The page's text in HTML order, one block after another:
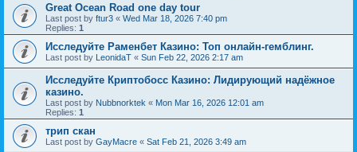
Great Ocean Road one day tour
Last post by ftur3 « Wed Mar 18, 2026 7:40 pm
Replies: 1
Исследуйте Раменбет Казино: Топ онлайн-гемблинг.
Last post by LeonidaT « Sun Feb 22, 2026 2:17 am
Исследуйте Криптобосс Казино: Лидирующий надёжное
казино.
Last post by Nubbnorktek « Mon Mar 16, 2026 12:01 am
Replies: 1
трип скан
Last post by GayMacre « Sat Feb 21, 2026 3:49 am